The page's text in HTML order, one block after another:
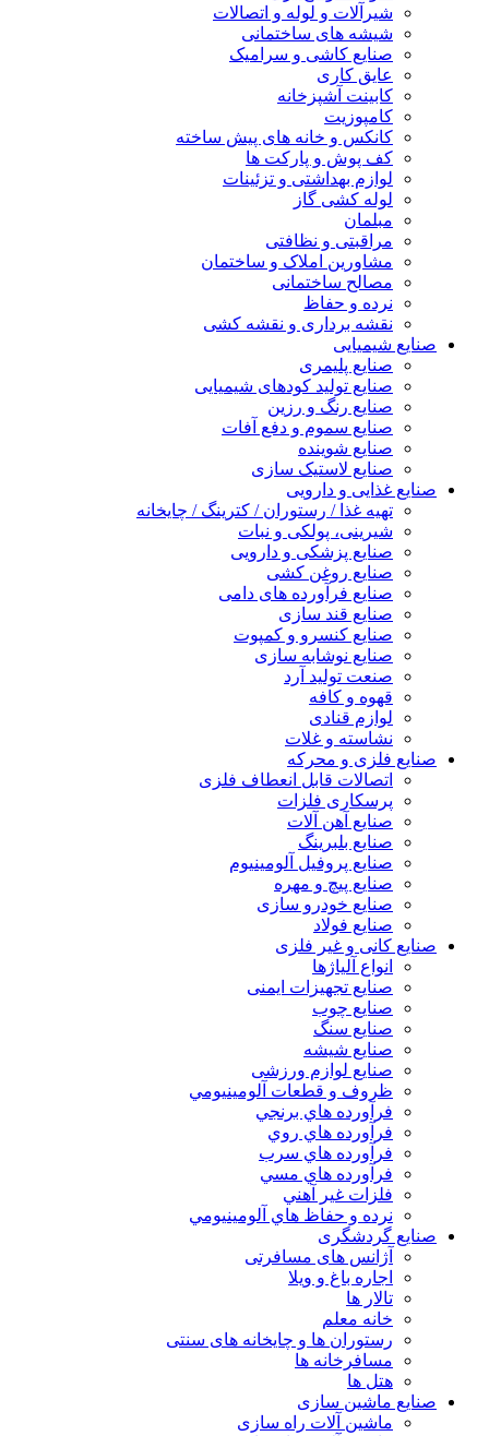
شیرآلات و لوله و اتصالات
شیشه های ساختمانی
صنایع کاشی و سرامیک
عایق کاری
کابینت آشپزخانه
کامپوزیت
کانکس و خانه های پیش ساخته
کف پوش و پارکت ها
لوازم بهداشتی و تزئینات
لوله کشی گاز
مبلمان
مراقبتی و نظافتی
مشاورین املاک و ساختمان
مصالح ساختمانی
نرده و حفاظ
نقشه برداری و نقشه کشی
صنایع شیمیایی
صنایع پلیمری
صنایع تولید کودهای شیمیایی
صنایع رنگ و رزین
صنایع سموم و دفع آفات
صنایع شوینده
صنایع لاستیک سازی
صنایع غذایی و دارویی
تهیه غذا / رستوران / کترینگ / چایخانه
شیرینی، پولکی و نبات
صنایع پزشکی و دارویی
صنایع روغن کشی
صنایع فرآورده های دامی
صنایع قند سازی
صنایع کنسرو و کمپوت
صنایع نوشابه سازی
صنعت تولید آرد
قهوه و کافه
لوازم قنادی
نشاسته و غلات
صنایع فلزی و محرکه
اتصالات قابل انعطاف فلزی
پرسکاری فلزات
صنایع آهن آلات
صنایع بلبرینگ
صنایع پروفیل آلومینیوم
صنایع پیچ و مهره
صنایع خودرو سازی
صنایع فولاد
صنایع کانی و غیر فلزی
انواع آلياژها
صنایع تجهیزات ایمنی
صنایع چوب
صنایع سنگ
صنایع شیشه
صنایع لوازم ورزشی
ظروف و قطعات آلومينيومي
فرآورده هاي برنجي
فرآورده هاي روي
فرآورده هاي سرب
فرآورده هاي مسي
فلزات غير آهني
نرده و حفاظ هاي آلومينيومي
صنایع گردشگری
آژانس های مسافرتی
اجاره باغ و ویلا
تالار ها
خانه معلم
رستوران ها و چایخانه های سنتی
مسافرخانه ها
هتل ها
صنایع ماشین سازی
ماشین آلات راه سازی